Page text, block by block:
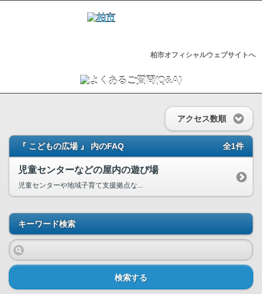
柏市オフィシャルウェブサイトへ
アクセス数順
『 こどもの広場 』 内のFAQ 全1件
児童センターなどの屋内の遊び場
児童センターや地域子育て支援拠点な...
キーワード検索
検索する